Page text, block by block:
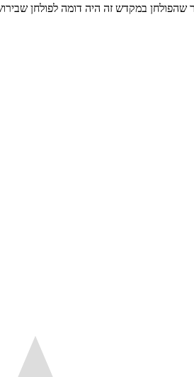
במקדש זה היה דומה לפולחן